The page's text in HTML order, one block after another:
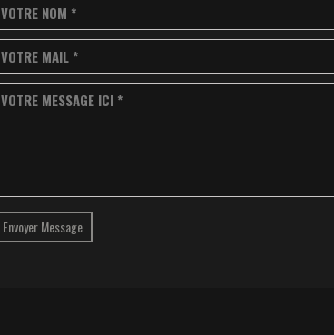
VOTRE NOM *
VOTRE MAIL *
VOTRE MESSAGE ICI *
Envoyer Message